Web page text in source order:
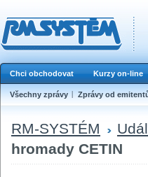
Chci obchodovat Kurzy on-line
Všechny zprávy Zprávy od
RM-SYSTÉM
hromady CETIN